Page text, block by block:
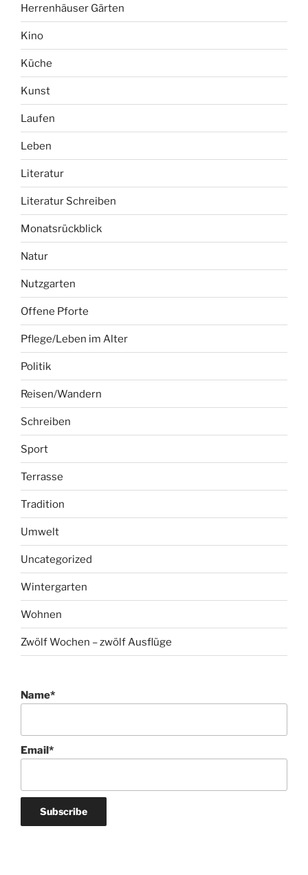
Herrenhäuser Gärten
Kino
Küche
Kunst
Laufen
Leben
Literatur
Literatur Schreiben
Monatsrückblick
Natur
Nutzgarten
Offene Pforte
Pflege/Leben im Alter
Politik
Reisen/Wandern
Schreiben
Sport
Terrasse
Tradition
Umwelt
Uncategorized
Wintergarten
Wohnen
Zwölf Wochen – zwölf Ausflüge
Name*
Email*